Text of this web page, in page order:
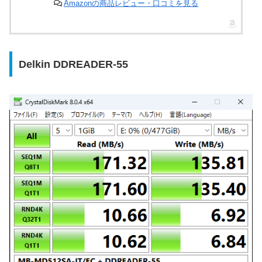
Amazonの商品レビュー・口コミを見る
Delkin DDREADER-55